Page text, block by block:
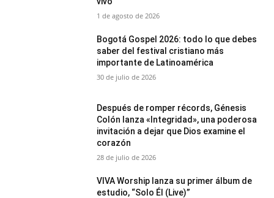
1 de agosto de 2026
Bogotá Gospel 2026: todo lo que debes
saber del festival cristiano más
importante de Latinoamérica
30 de julio de 2026
Después de romper récords, Génesis
Colón lanza «Integridad», una poderosa
invitación a dejar que Dios examine el
corazón
28 de julio de 2026
VIVA Worship lanza su primer álbum de
estudio, “Solo Él (Live)”